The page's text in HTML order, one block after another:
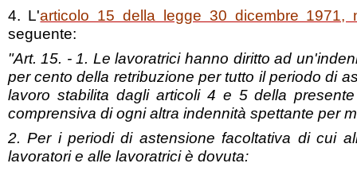
4. L'articolo 15 della legge 30 dicembre 1971,
seguente:
"Art. 15. - 1. Le lavoratrici hanno diritto ad
per cento della retribuzione per tutto il periodo di
lavoro stabilita dagli articoli 4 e 5 della
comprensiva di ogni altra indennità spettante per
2. Per i periodi di astensione facoltativa di cui
lavoratori e alle lavoratrici è dovuta: